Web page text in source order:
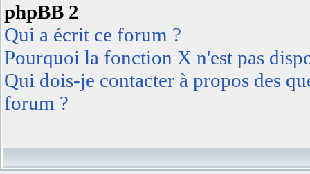
phpBB 2
Qui a écrit ce forum ?
Pourquoi la fonction X n'est pas
Qui dois-je contacter à propos des
forum ?